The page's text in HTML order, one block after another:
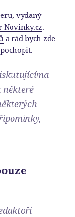
, vydaný
Novinky.cz.
a rád bych zde
některé